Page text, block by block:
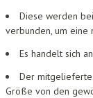
Diese werden
verbunden, um
Es handelt sich
Der mitgelieferte
Größe von den